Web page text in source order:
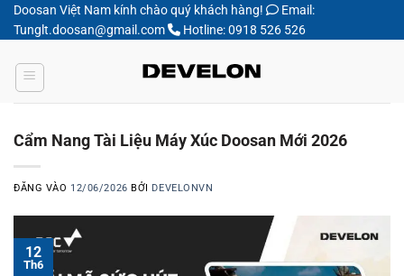
Bỏ
qua
dung
Doosan Việt Nam kính chào quý khách hàng!
Email:
Tunglt.doosan@gmail.com
Hotline: 0918 526 526
Cẩm Nang Tài Liệu Máy Xúc Doosan Mới 2026
ĐĂNG VÀO 12/06/2026 BỞI DEVELONVN
12
Th6